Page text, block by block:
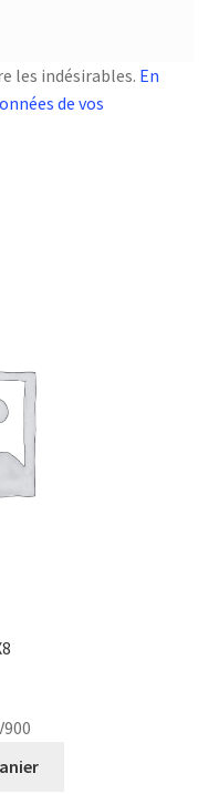
les indésirables. En
de vos